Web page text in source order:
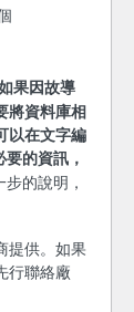
果因故導
將資料庫相
以在文字編
要的資訊，
的說明，
提供。如果
行聯絡廠